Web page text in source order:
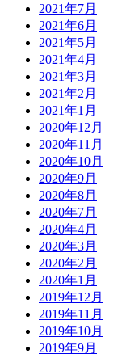
2021年7月
2021年6月
2021年5月
2021年4月
2021年3月
2021年2月
2021年1月
2020年12月
2020年11月
2020年10月
2020年9月
2020年8月
2020年7月
2020年4月
2020年3月
2020年2月
2020年1月
2019年12月
2019年11月
2019年10月
2019年9月